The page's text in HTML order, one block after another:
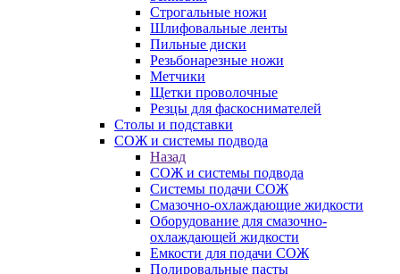
Строгальные ножи
Шлифовальные ленты
Пильные диски
Резьбонарезные ножи
Метчики
Щетки проволочные
Резцы для фаскоснимателей
Столы и подставки
СОЖ и системы подвода
Назад
СОЖ и системы подвода
Системы подачи СОЖ
Смазочно-охлаждающие жидкости
Оборудование для смазочно-
охлаждающей жидкости
Емкости для подачи СОЖ
Полировальные пасты